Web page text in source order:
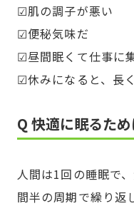
☑肌の調子が悪い
☑便秘気味だ
☑昼間眠くて仕事に
☑休みになると、長
Q 快適に眠るため
人間は1回の睡眠で
間半の周期で繰り返